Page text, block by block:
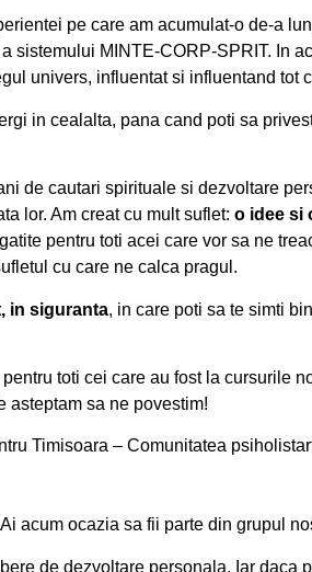
pe care am acumulat-o de-a
MINTE-CORP-SPRIT. In
univers, influentat si influentand tot
in cealalta, pana cand poti sa
de cautari spirituale si dezvoltare
lor. Am creat cu mult suflet: o idee si
pentru toti acei care vor sa ne
cu care ne calca pragul.
in siguranta, in care poti sa te simti
toti cei care au fost la cursurile
asteptam sa ne povestim!
Timisoara – Comunitatea
acum ocazia sa fii parte din grupul
de dezvoltare personala. Iar